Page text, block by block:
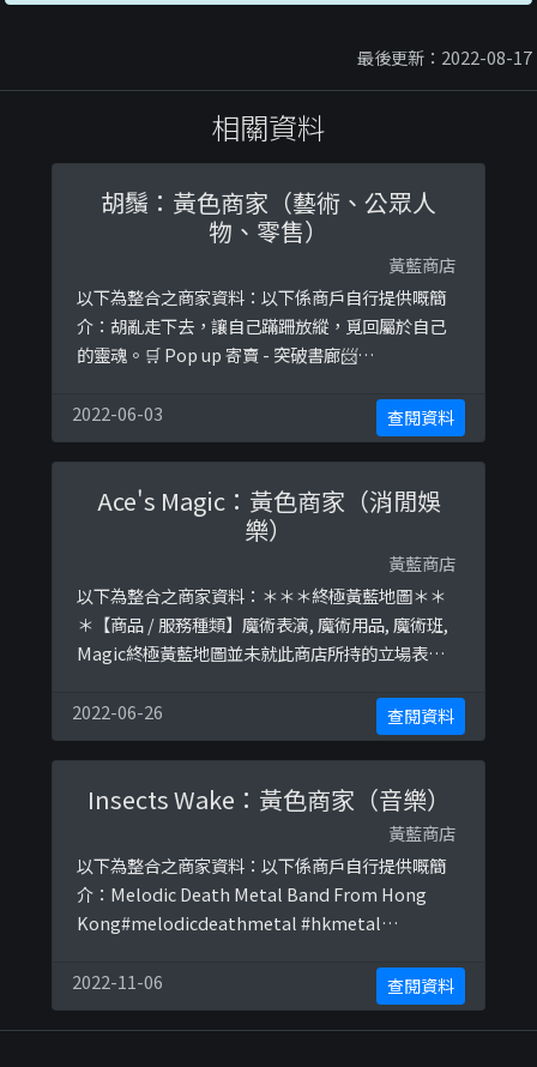
最後更新：2022-08-17
相關資料
胡鬚：黃色商家（藝術、公眾人
物、零售）
黃藍商店
以下為整合之商家資料：以下係商戶自行提供嘅簡
介：胡亂走下去，讓自己蹣跚放縱，覓回屬於自己
的靈魂。🛒 Pop up 寄賣 - 突破書廊📨
👇🏻 Pinkoi 網店 包括首篇故事本《説星球的事》以
下係相關證明貼文：
https://www.facebook.com/Wusoul/photos/a.
166353090206 ...
2022-06-03 查閱資料
Ace's Magic：黃色商家（消閒娛
樂）
黃藍商店
以下為整合之商家資料：＊＊＊終極黃藍地圖＊＊
＊【商品 / 服務種類】魔術表演, 魔術用品, 魔術班,
Magic終極黃藍地圖並未就此商店所持的立場表態
行提供嘅簡介：｜黃色文創圈成員🙌🏼｜歡迎表演
演出邀請｜大中小型活動/生日派對市集表演/扭氣
球/氣球佈置｜｜合辦興趣班｜如果自己也不發聲，
你求誰為你挺身而出？以下係相關證明貼文：
2022-06-26 查閱資料
Insects Wake：黃色商家（音樂）
黃藍商店
以下為整合之商家資料：以下係商戶自行提供嘅簡
介：Melodic Death Metal Band From Hong
Kong#melodicdeathmetal #hkmetal
係相關證明貼文：
https://www.facebook.com/InsectsWake/post
s/1176752662518592h ...
2022-11-06 查閱資料